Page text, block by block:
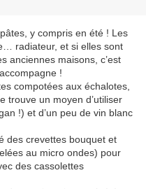
y compris en été ! Les
radiateur, et si elles sont
anciennes maisons, c’est
!
compotées aux échalotes,
trouve un moyen d’utiliser
!) et d’un peu de vin blanc
des crevettes bouquet et
au micro ondes) pour
des cassolettes